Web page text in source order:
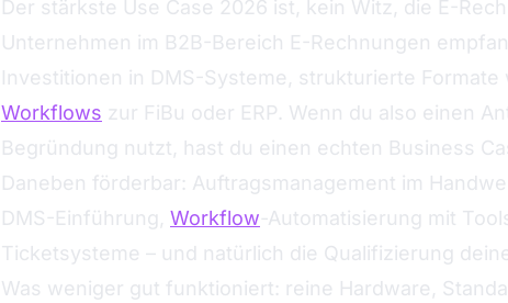
Der stärkste Use Case 2026 ist, kein Witz, die E-
Unternehmen im B2B-Bereich E-Rechnungen
Investitionen in DMS-Systeme, strukturierte Formate
Workflows zur FiBu oder ERP. Wenn du also einen
Begründung nutzt, hast du einen echten Business
Daneben förderbar: Auftragsmanagement im
DMS-Einführung, Workflow-Automatisierung mit
Ticketsysteme – und natürlich die Qualifizierung
Was weniger gut funktioniert: reine Hardware,